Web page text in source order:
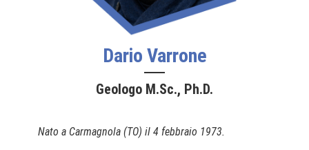
Dario Varrone
Geologo M.Sc., Ph.D.
Nato a Carmagnola (TO) il 4 febbraio 1973.